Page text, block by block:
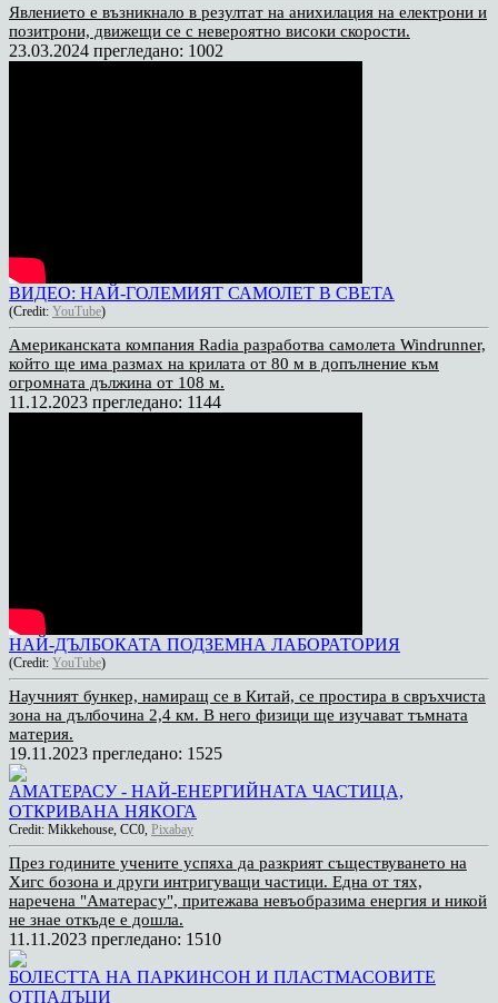
Явлението е възникнало в резултат на анихилация на електрони и
позитрони, движещи се с невероятно високи скорости.
23.03.2024 прегледано: 1002
ВИДЕО: НАЙ-ГОЛЕМИЯТ САМОЛЕТ В СВЕТА
(Credit: YouTube)
Американската компания Radia разработва самолета Windrunner,
който ще има размах на крилата от 80 м в допълнение към
огромната дължина от 108 м.
11.12.2023 прегледано: 1144
НАЙ-ДЪЛБОКАТА ПОДЗЕМНА ЛАБОРАТОРИЯ
(Credit: YouTube)
Научният бункер, намиращ се в Китай, се простира в свръхчиста
зона на дълбочина 2,4 км. В него физици ще изучават тъмната
материя.
19.11.2023 прегледано: 1525
АМАТЕРАСУ - НАЙ-ЕНЕРГИЙНАТА ЧАСТИЦА,
ОТКРИВАНА НЯКОГА
Credit: Mikkehouse, CC0, Pixabay
През годините учените успяха да разкрият съществуването на
Хигс бозона и други интригуващи частици. Една от тях,
наречена "Аматерасу", притежава невъобразима енергия и никой
не знае откъде е дошла.
11.11.2023 прегледано: 1510
БОЛЕСТТА НА ПАРКИНСОН И ПЛАСТМАСОВИТЕ
ОТПАДЪЦИ